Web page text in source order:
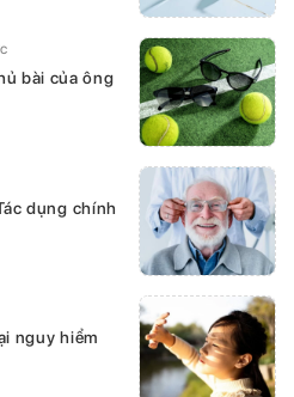
bài của ông
dụng chính
nguy hiểm